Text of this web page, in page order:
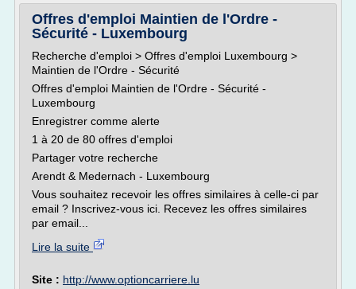
Offres d'emploi Maintien de l'Ordre -
Sécurité - Luxembourg
Recherche d'emploi > Offres d'emploi Luxembourg >
Maintien de l'Ordre - Sécurité
Offres d'emploi Maintien de l'Ordre - Sécurité -
Luxembourg
Enregistrer comme alerte
1 à 20 de 80 offres d'emploi
Partager votre recherche
Arendt & Medernach - Luxembourg
Vous souhaitez recevoir les offres similaires à celle-ci par
email ? Inscrivez-vous ici. Recevez les offres similaires
par email...
Lire la suite
Site : http://www.optioncarriere.lu